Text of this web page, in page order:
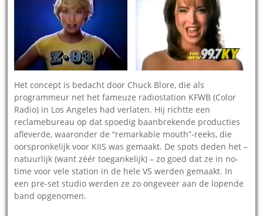
Het concept is bedacht door Chuck Blore, die als
programmeur net het fameuze radiostation KFWB (Color
Radio) in Los Angeles had verlaten. Hij richtte een
reclamebureau op dat spoedig baanbrekende producties
afleverde, waaronder de “remarkable mouth”-reeks, die
oorspronkelijk voor KIIS was gemaakt. De spots deden het –
natuurlijk (want zéér toegankelijk) – zo goed dat ze in no-
time voor vele station in de hele VS werden gemaakt. In
een pre-set studio werden ze zo ongeveer aan de lopende
band opgenomen.